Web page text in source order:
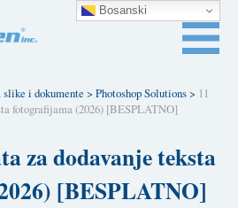
i dokumente >Photoshop Solutions> 11
fotografijama (2026) [BESPLATNO]
za dodavanje teksta
[BESPLATNO]
Bosanski